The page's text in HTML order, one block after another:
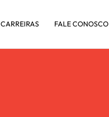
CARREIRAS FALE CONOSCO